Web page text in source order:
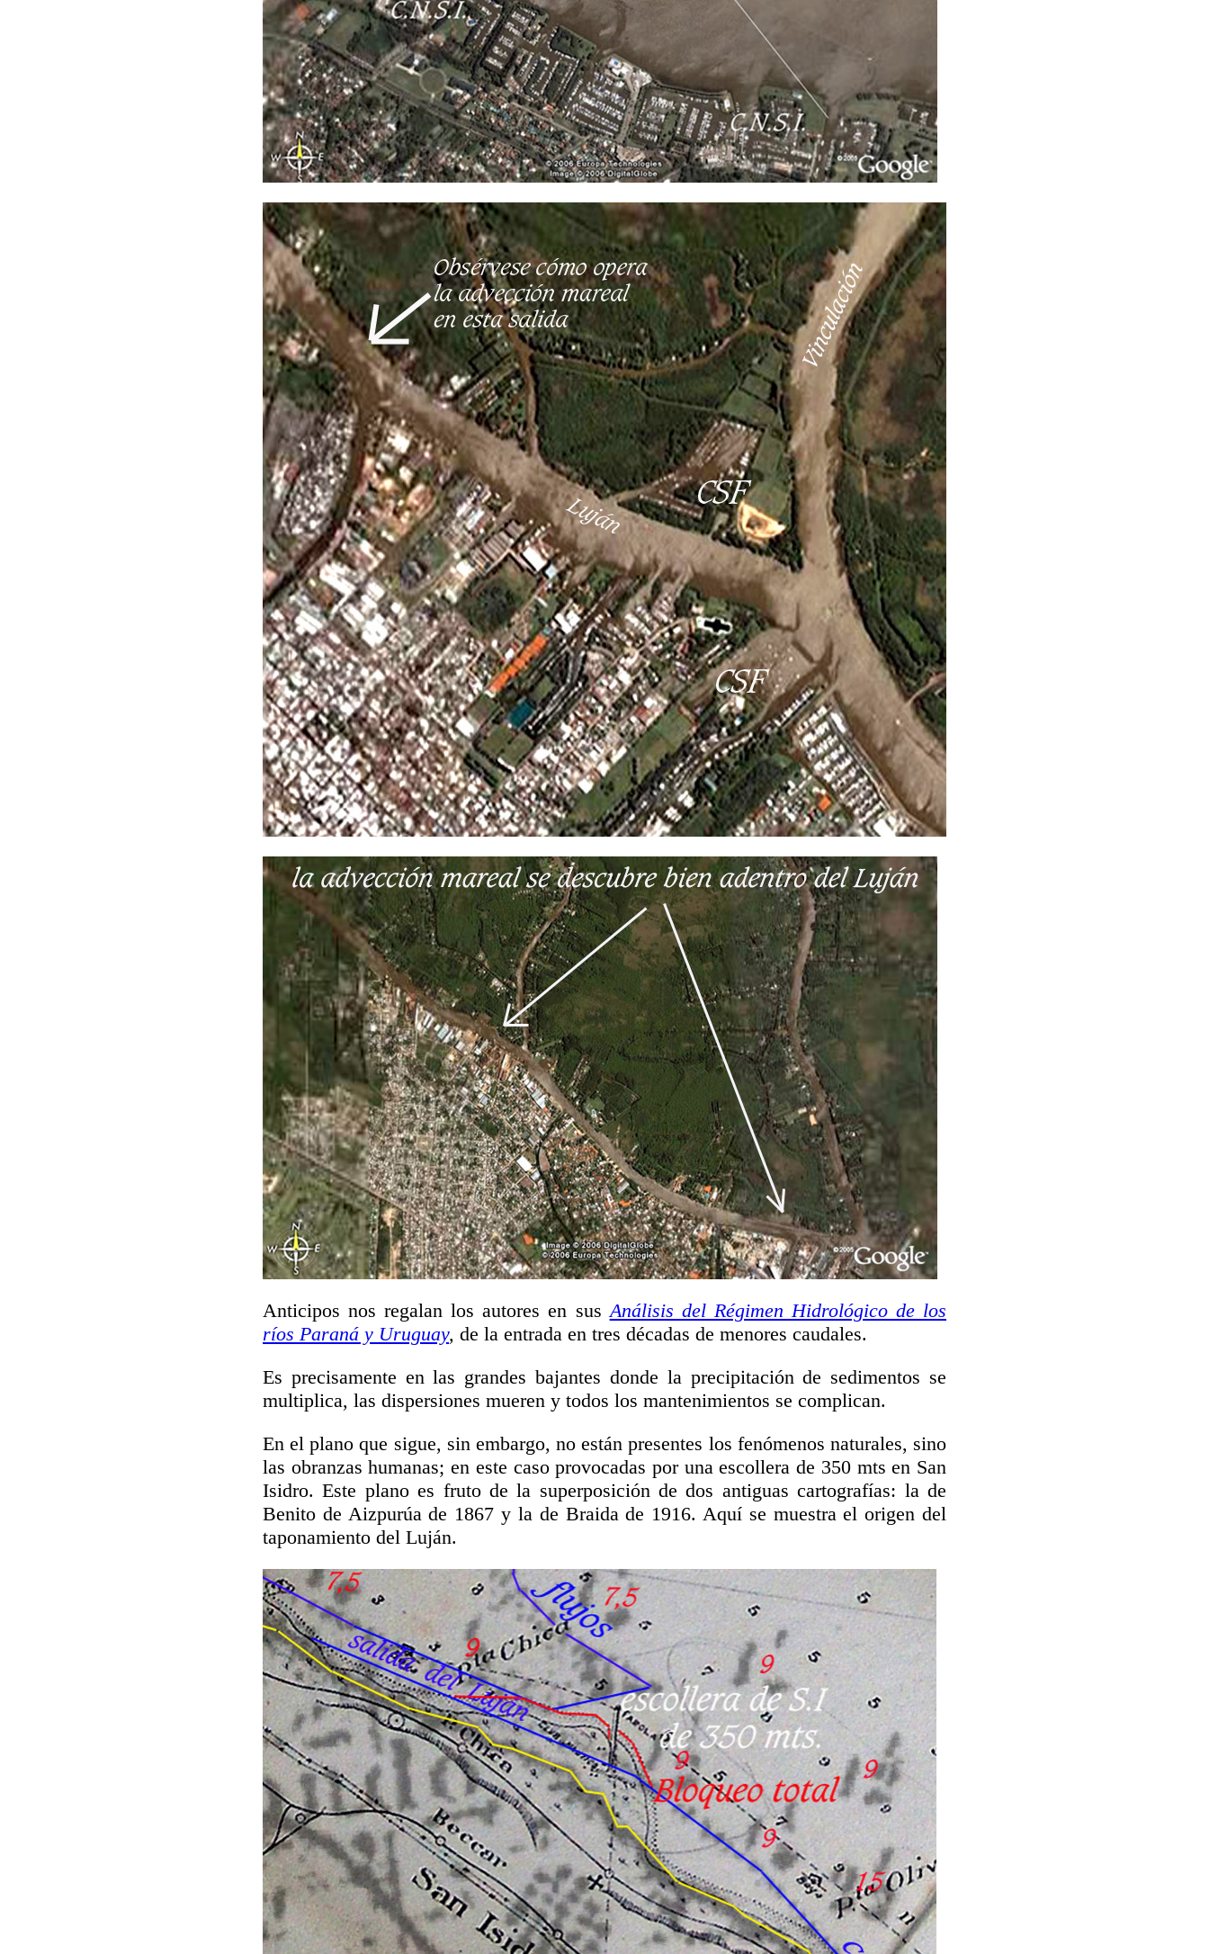
Anticipos nos regalan los autores en susAnálisis del Régimen Hidrológico de los
ríos Paraná y Uruguay, de la entrada en tres décadas de menores caudales.
Es precisamente en las grandes bajantes donde la precipitación de sedimentos se
multiplica, las dispersiones mueren y todos los mantenimientos se complican.
En el plano que sigue, sin embargo, no están presentes los fenómenos naturales, sino
las obranzas humanas; en este caso provocadas por una escollera de 350 mts en San
Isidro. Este plano es fruto de la superposición de dos antiguas cartografías: la de
Benito de Aizpurúa de 1867 y la de Braida de 1916. Aquí se muestra el origen del
taponamiento del Luján.